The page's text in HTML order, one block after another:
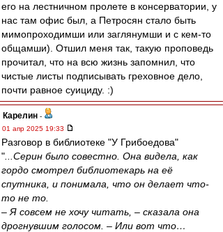
его на лестничном пролете в консерватории, у
нас там офис был, а Петросян стало быть
мимопроходимши или заглянумши и с кем-то
общамши). Отшил меня так, такую проповедь
прочитал, что на всю жизнь запомнил, что
чистые листы подписывать греховное дело,
почти равное суициду. :)
Карелин -
01 апр 2025 19:33
Разговор в библиотеке "У Грибоедова"
" ...Серин было совестно. Она видела, как
гордо смотрел библиотекарь на её
спутника, и понимала, что он делает что-
то не то.
– Я совсем не хочу читать, – сказала она
дрогнувшим голосом. – Или вот что…